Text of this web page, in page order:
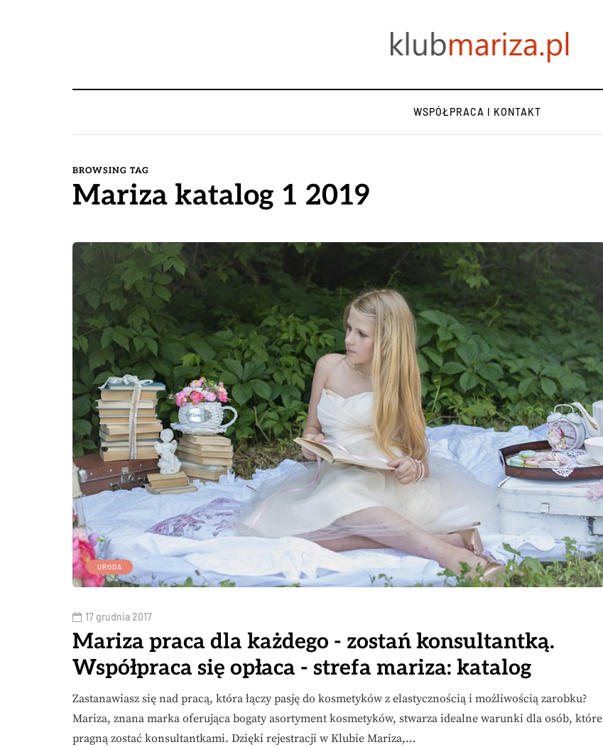
WSPÓŁPRACA I KONTAKT
BROWSING TAG
Mariza katalog 1 2019
URODA
17 grudnia 2017
Mariza praca dla każdego - zostań konsultantką.
Współpraca się opłaca - strefa mariza: katalog
Zastanawiasz się nad pracą, która łączy pasję do kosmetyków z elastycznością i możliwością zarobku?
Mariza, znana marka oferująca bogaty asortyment kosmetyków, stwarza idealne warunki dla osób, które
pragną zostać konsultantkami. Dzięki rejestracji w Klubie Mariza,…